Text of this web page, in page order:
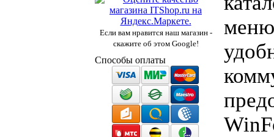
Если вам нравится наш магазин -
скажите об этом Google!
Способы оплаты
меню